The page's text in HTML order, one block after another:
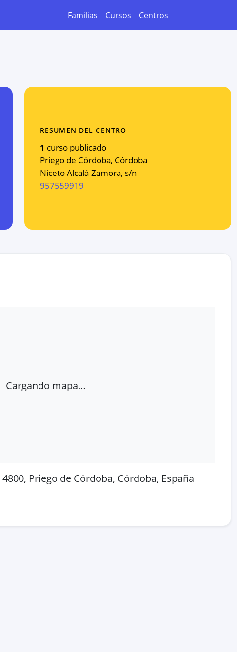
Familias Cursos Centros
RESUMEN DEL CENTRO
1 curso publicado
Priego de Córdoba, Córdoba
Niceto Alcalá-Zamora, s/n
957559919
Cargando mapa…
Priego de Córdoba, Córdoba, España